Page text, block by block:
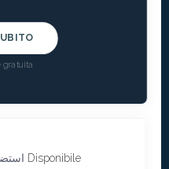
gratuita
3 Disponibile